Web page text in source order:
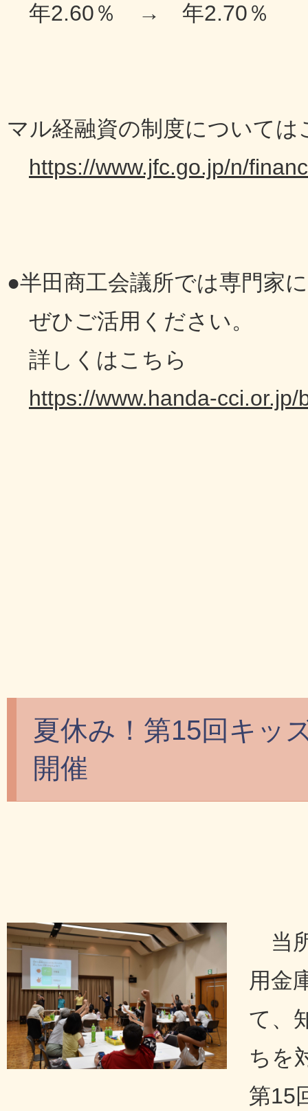
年2.60％ → 年2.70％
マル経融資の制度について
https://www.jfc.go.jp/n/
●半田商工会議所では専門家
ぜひご活用ください。
詳しくはこちら
https://www.handa-
夏休み！第15回キッ
開催
当
用金
て、
ちを
第15